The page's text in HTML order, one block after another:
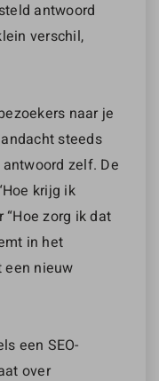
antwoord
verschil,
naar je
steeds
zelf. De
krijg ik
“Hoe zorg ik dat
in het
een nieuw
een SEO-
over